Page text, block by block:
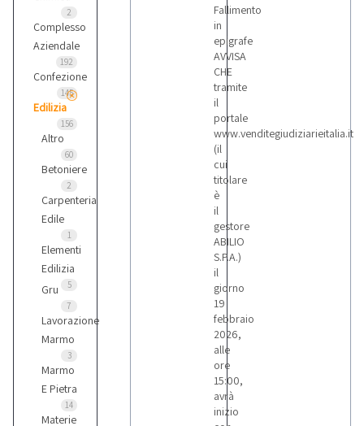
2
Complesso
Aziendale
192
Confezione
145
Edilizia
156
Altro
60
Betoniere
2
Carpenteria
Edile
1
Elementi
Edilizia
5
Gru
7
Lavorazione
Marmo
3
Marmo
E Pietra
14
Materie
Fallimento
in
epigrafe
AVVISA
CHE
tramite
il
portale
www.venditegiudiziarieitalia.it
(il
cui
titolare
è
il
gestore
ABILIO
S.P.A.)
il
giorno
19
febbraio
2026,
alle
ore
15:00,
avrà
inizio